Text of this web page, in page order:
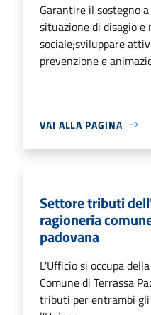
Garantire il sostegno
situazione di disagio
sociale;sviluppare
prevenzione e
VAI ALLA PAGINA
Settore tributi
ragioneria
padovana
L'Ufficio si occupa
Comune di Terrassa
tributi per entrambi